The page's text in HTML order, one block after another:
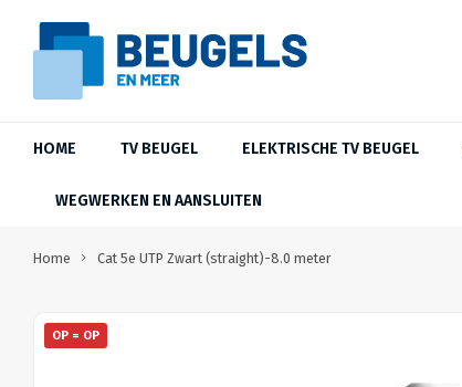
HOME TV BEUGEL ELEKTRISCHE TV BEUGEL
WEGWERKEN EN AANSLUITEN
Home Cat 5e UTP Zwart (straight)-8.0 meter
OP = OP